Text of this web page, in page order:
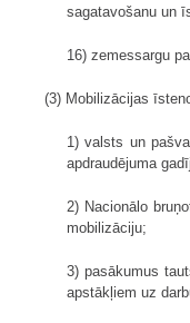
sagatavošanu un
16) zemessargu
(3) Mobilizācijas
1) valsts un
apdraudējuma
2) Nacionālo
mobilizāciju;
3) pasākumus
apstākļiem uz